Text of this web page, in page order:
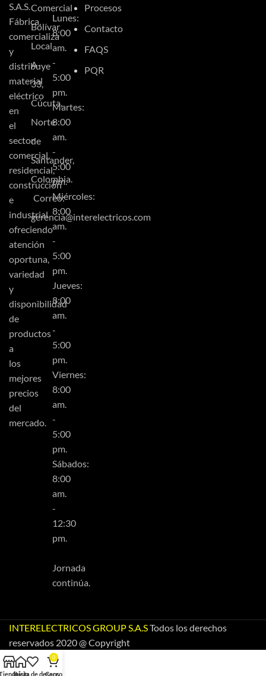
S.A.S.
Fábrica,
comercializa
y
distribuye
material
eléctrico
en
el
sector
comercial,
residencial,
construcción
e
industrial
ofreciendo
atención
oportuna,
variedad
y
disponibilidad
de
productos
a
los
mejores
precios
del
mercado.
Comercial
Bolívar
Local
A-
33,
Cúcuta,
Norte
de
Santander,
Colombia.
Correo:
gerencia@interelectricos.com
Lunes:
8:00
am.
-
5:00
pm.
Martes:
8:00
am.
-
5:00
pm.
Miércoles:
8:00
am.
-
5:00
pm.
Jueves:
8:00
am.
-
5:00
pm.
Viernes:
8:00
am.
-
5:00
pm.
Sábados:
8:00
am.
-
12:30
pm.
Jornada
continúa.
Procesos
Contacto
FAQS
PQR
INTERELECTRICOS GROUP S.A.STodos los derechos
reservados 2020 @ Copyright
Inicio
Lista de deseos
0
Carro